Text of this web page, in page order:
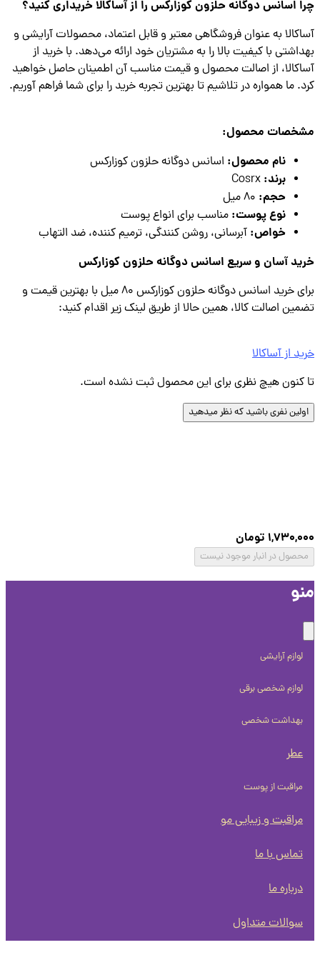
اسانس دوگانه حلزون کوزارکس را از آساکالا خریداری کنید؟
به عنوان فروشگاهی معتبر و قابل اعتماد، محصولات آرایشی و
با کیفیت بالا را به مشتریان خود ارائه می‌دهد. با خرید از
از اصالت محصول و قیمت مناسب آن اطمینان حاصل خواهید
ما همواره در تلاشیم تا بهترین تجربه خرید را برای شما فراهم آوریم.
محصول:
نام محصول:اسانس دوگانه حلزون کوزارکس
برند:Cosrx
حجم:80 میل
نوع پوست:مناسب برای انواع پوست
خواص:آبرسانی، روشن کنندگی، ترمیم کننده، ضد التهاب
آسان و سریع اسانس دوگانه حلزون کوزارکس
برای خرید اسانس دوگانه حلزون کوزارکس 80 میل با بهترین قیمت و
اصالت کالا، همین حالا از طریق لینک زیر اقدام کنید:
از آساکالا
کنون هیچ نظری برای این محصول ثبت نشده است.
نفری باشید که نظر میدهید
تومان
در انبار موجود نیست
لوازم آرایشی
لوازم شخصی برقی
بهداشت شخصی
مراقبت از پوست
مراقبت و زیبایی مو
تماس با ما
درباره ما
سوالات متداول